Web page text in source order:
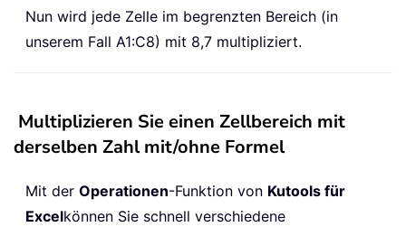
Nun wird jede Zelle im begrenzten Bereich (in
unserem Fall A1:C8) mit 8,7 multipliziert.
Multiplizieren Sie einen Zellbereich mit
derselben Zahl mit/ohne Formel
Mit der Operationen-Funktion von Kutools für
Excelkönnen Sie schnell verschiedene